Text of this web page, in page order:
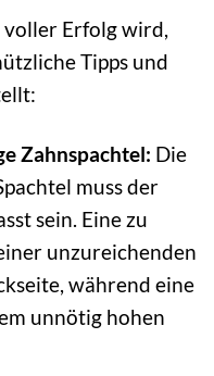
Erfolg wird,
Tipps und
Zahnspachtel: Die
muss der
sein. Eine zu
unzureichenden
während eine
unnötig hohen